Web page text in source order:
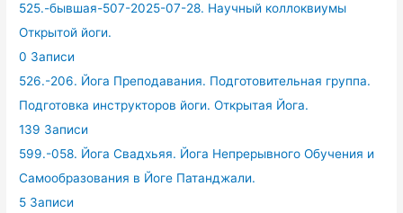
525.-бывшая-507-2025-07-28. Научный коллоквиумы
Открытой йоги.
0 Записи
526.-206. Йога Преподавания. Подготовительная группа.
Подготовка инструкторов йоги. Открытая Йога.
139 Записи
599.-058. Йога Свадхьяя. Йога Непрерывного Обучения и
Самообразования в Йоге Патанджали.
5 Записи